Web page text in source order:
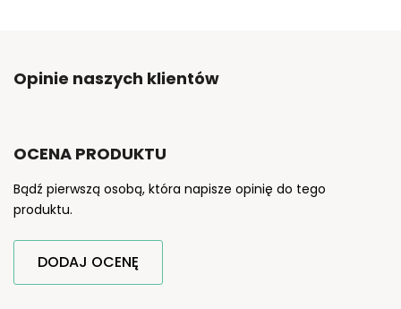
Opinie naszych klientów
OCENA PRODUKTU
Bądź pierwszą osobą, która napisze opinię do tego
produktu.
DODAJ OCENĘ